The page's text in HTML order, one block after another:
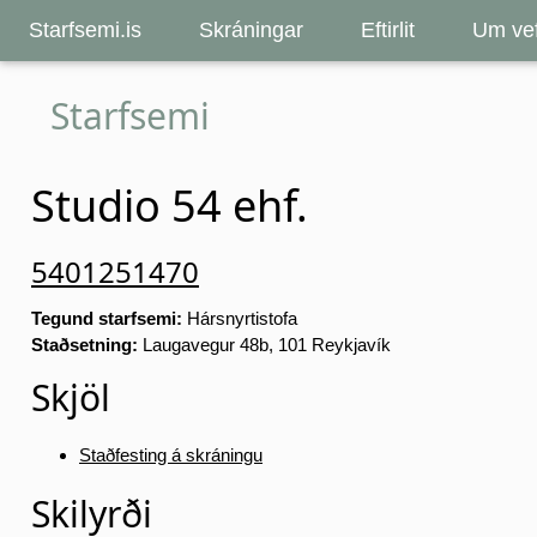
Starfsemi.is Skráningar Eftirlit Um
Starfsemi
Studio 54 ehf.
5401251470
Tegund starfsemi: Hársnyrtistofa
Staðsetning: Laugavegur 48b, 101 Reykjavík
Skjöl
Staðfesting á skráningu
Skilyrði